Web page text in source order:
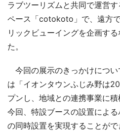
ラブツーリズムと共同で運営
ペース「cotokoto」で、遠方
リックビューイングを企画す
た。
今回の展示のきっかけにつ
は「イオンタウンふじみ野は
プンし、地域との連携事業に積
今回、特設ブースの設置によ
の同時設置を実現することが